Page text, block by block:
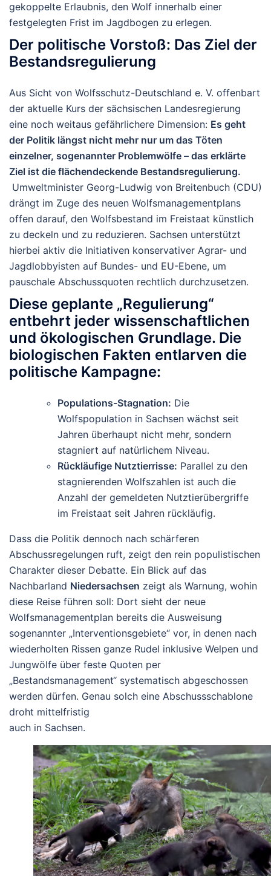
gekoppelte Erlaubnis, den Wolf innerhalb einer
festgelegten Frist im Jagdbogen zu erlegen.
Der politische Vorstoß: Das Ziel der
Bestandsregulierung
Aus Sicht von Wolfsschutz-Deutschland e. V. offenbart
der aktuelle Kurs der sächsischen Landesregierung
eine noch weitaus gefährlichere Dimension: Es geht
der Politik längst nicht mehr nur um das Töten
einzelner, sogenannter Problemwölfe – das erklärte
Ziel ist die flächendeckende Bestandsregulierung.
Umweltminister Georg-Ludwig von Breitenbuch (CDU)
drängt im Zuge des neuen Wolfsmanagementplans
offen darauf, den Wolfsbestand im Freistaat künstlich
zu deckeln und zu reduzieren. Sachsen unterstützt
hierbei aktiv die Initiativen konservativer Agrar- und
Jagdlobbyisten auf Bundes- und EU-Ebene, um
pauschale Abschussquoten rechtlich durchzusetzen.
Diese geplante „Regulierung“
entbehrt jeder wissenschaftlichen
und ökologischen Grundlage. Die
biologischen Fakten entlarven die
politische Kampagne:
Populations-Stagnation: Die
Wolfspopulation in Sachsen wächst seit
Jahren überhaupt nicht mehr, sondern
stagniert auf natürlichem Niveau.
Rückläufige Nutztierrisse: Parallel zu den
stagnierenden Wolfszahlen ist auch die
Anzahl der gemeldeten Nutztierübergriffe
im Freistaat seit Jahren rückläufig.
Dass die Politik dennoch nach schärferen
Abschussregelungen ruft, zeigt den rein populistischen
Charakter dieser Debatte. Ein Blick auf das
Nachbarland Niedersachsen zeigt als Warnung, wohin
diese Reise führen soll: Dort sieht der neue
Wolfsmanagementplan bereits die Ausweisung
sogenannter „Interventionsgebiete“ vor, in denen nach
wiederholten Rissen ganze Rudel inklusive Welpen und
Jungwölfe über feste Quoten per
„Bestandsmanagement“ systematisch abgeschossen
werden dürfen. Genau solch eine Abschussschablone
droht mittelfristig
auch in Sachsen.